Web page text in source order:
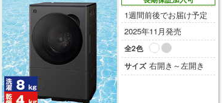
1週間前後でお届け予定
2025年11月発売
全2色
サイズ 右開き～左開き